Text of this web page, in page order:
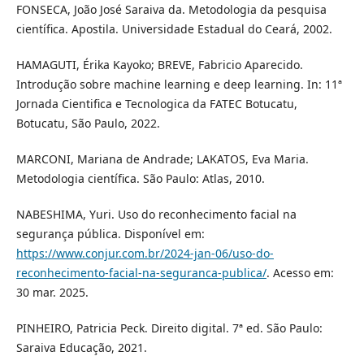
FONSECA, João José Saraiva da. Metodologia da pesquisa
científica. Apostila. Universidade Estadual do Ceará, 2002.
HAMAGUTI, Érika Kayoko; BREVE, Fabricio Aparecido.
Introdução sobre machine learning e deep learning. In: 11ª
Jornada Cientifica e Tecnologica da FATEC Botucatu,
Botucatu, São Paulo, 2022.
MARCONI, Mariana de Andrade; LAKATOS, Eva Maria.
Metodologia científica. São Paulo: Atlas, 2010.
NABESHIMA, Yuri. Uso do reconhecimento facial na
segurança pública. Disponível em:
https://www.conjur.com.br/2024-jan-06/uso-do-
reconhecimento-facial-na-seguranca-publica/. Acesso em:
30 mar. 2025.
PINHEIRO, Patricia Peck. Direito digital. 7ª ed. São Paulo:
Saraiva Educação, 2021.